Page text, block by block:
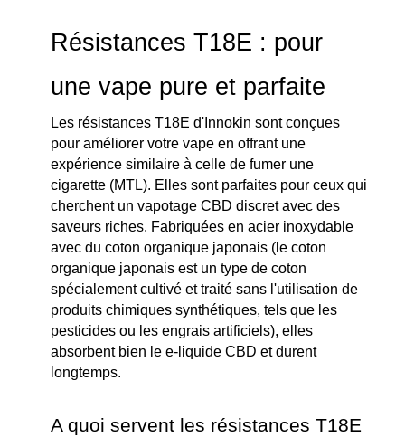
Résistances T18E : pour
une vape pure et parfaite
Les résistances T18E d'Innokin sont conçues
pour améliorer votre vape en offrant une
expérience similaire à celle de fumer une
cigarette (MTL). Elles sont parfaites pour ceux qui
cherchent un vapotage CBD discret avec des
saveurs riches. Fabriquées en acier inoxydable
avec du coton organique japonais (le coton
organique japonais est un type de coton
spécialement cultivé et traité sans l'utilisation de
produits chimiques synthétiques, tels que les
pesticides ou les engrais artificiels), elles
absorbent bien le e-liquide CBD et durent
longtemps.
A quoi servent les résistances T18E